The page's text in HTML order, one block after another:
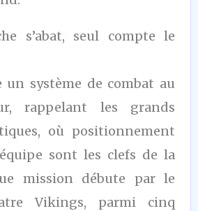
s’abat, seul compte le
un système de combat au
rappelant les grands
où positionnement
sont les clefs de la
mission débute par le
Vikings, parmi cinq